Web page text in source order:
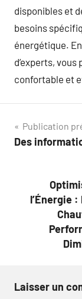
disponibles et
besoins
énergétique.
d’experts,
confortable et
de
Publication
Des
l’Énergie
Laisser un